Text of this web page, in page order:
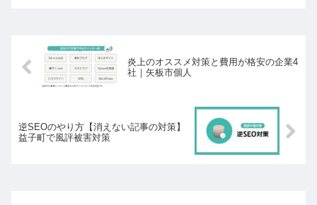
炎上のオススメ対策と費用が格安の企業4
社｜矢板市個人
逆SEOのやり方【消えない記事の対策】
益子町で風評被害対策